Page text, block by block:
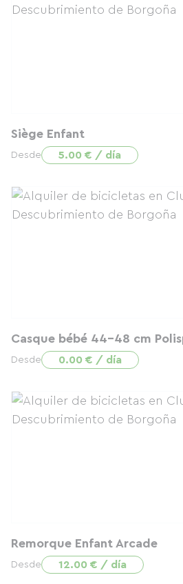
Siège Enfant
Desde 5.00 € / día
Casque bébé 44-48 cm
Desde 0.00 € / día
Remorque Enfant Arcade
Desde 12.00 € / día